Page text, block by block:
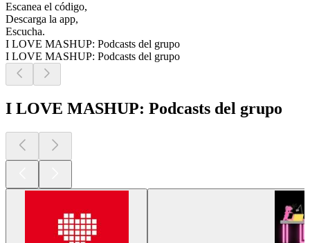
Escanea el código,
Descarga la app,
Escucha.
I LOVE MASHUP: Podcasts del grupo
I LOVE MASHUP: Podcasts del grupo
I LOVE MASHUP: Podcasts del grupo